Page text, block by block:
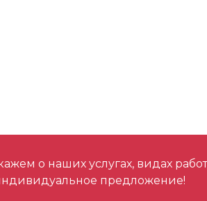
о наших услугах, видах
предложение!